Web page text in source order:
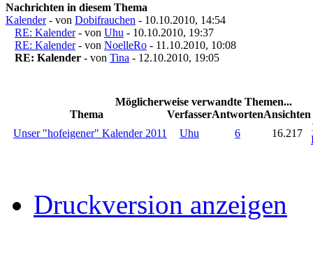
Nachrichten in diesem Thema
Kalender - von Dobifrauchen - 10.10.2010, 14:54
RE: Kalender - von Uhu - 10.10.2010, 19:37
RE: Kalender - von NoelleRo - 11.10.2010, 10:08
RE: Kalender - von Tina - 12.10.2010, 19:05
Möglicherweise verwandte Themen...
Thema
VerfasserAntwortenAnsichten
Unser "hofeigener" Kalender 2011
Uhu 6 16.217
Druckversion anzeigen